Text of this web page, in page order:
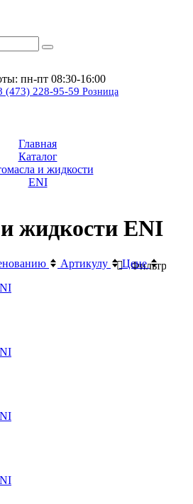
пн-пт 08:30-16:00
(473) 228-95-59 Розница
Главная
Каталог
и жидкости
ENI
жидкости ENI
Фильтр
Артикулу
Цене